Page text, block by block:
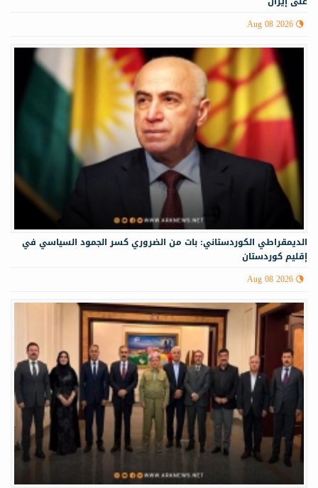
Aug 08 2026
الديمقراطي الكوردستاني: بات من الضروري كسر الجمود السياسي في
إقليم كوردستان
Aug 08 2026